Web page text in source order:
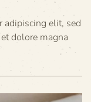
adipiscing elit, sed
dolore magna